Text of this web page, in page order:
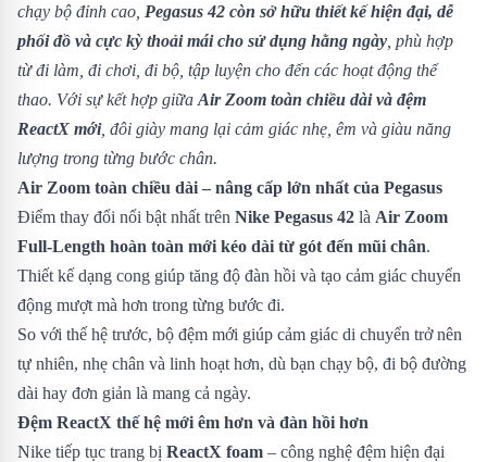
chạy bộ đỉnh cao, Pegasus 42 còn sở hữu thiết kế hiện đại, dễ
phối đồ và cực kỳ thoải mái cho sử dụng hằng ngày , phù hợp
từ đi làm, đi chơi, đi bộ, tập luyện cho đến các hoạt động thể
thao. Với sự kết hợp giữa Air Zoom toàn chiều dài và đệm
ReactX mới, đôi giày mang lại cảm giác nhẹ, êm và giàu năng
lượng trong từng bước chân.
Air Zoom toàn chiều dài – nâng cấp lớn nhất của Pegasus
Điểm thay đổi nổi bật nhất trên Nike Pegasus 42 là Air Zoom
Full-Length hoàn toàn mới kéo dài từ gót đến mũi chân.
Thiết kế dạng cong giúp tăng độ đàn hồi và tạo cảm giác chuyển
động mượt mà hơn trong từng bước đi.
So với thế hệ trước, bộ đệm mới giúp cảm giác di chuyển trở nên
tự nhiên, nhẹ chân và linh hoạt hơn, dù bạn chạy bộ, đi bộ đường
dài hay đơn giản là mang cả ngày.
Đệm ReactX thế hệ mới êm hơn và đàn hồi hơn
Nike tiếp tục trang bị ReactX foam – công nghệ đệm hiện đại